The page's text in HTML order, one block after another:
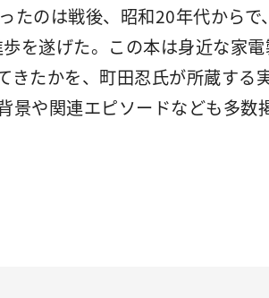
たのは戦後、昭和20年代から
を遂げた。この本は身近な家
きたかを、町田忍氏が所蔵する
景や関連エピソードなども多数